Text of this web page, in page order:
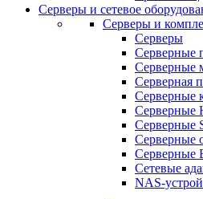
Серверы и сетевое
Серверы и
Серверы
Серверные
Серверные
Серверная
Серверные
Серверные
Серверные
Серверные
Серверные
Сетевые
NAS-